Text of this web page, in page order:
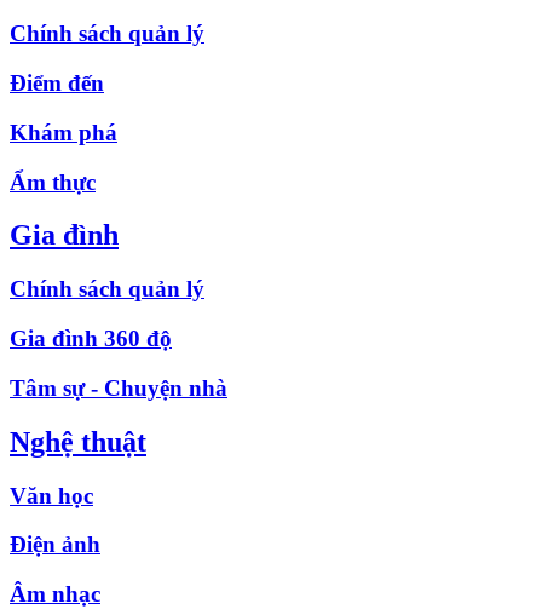
Chính sách quản lý
Điểm đến
Khám phá
Ẩm thực
Gia đình
Chính sách quản lý
Gia đình 360 độ
Tâm sự - Chuyện nhà
Nghệ thuật
Văn học
Điện ảnh
Âm nhạc